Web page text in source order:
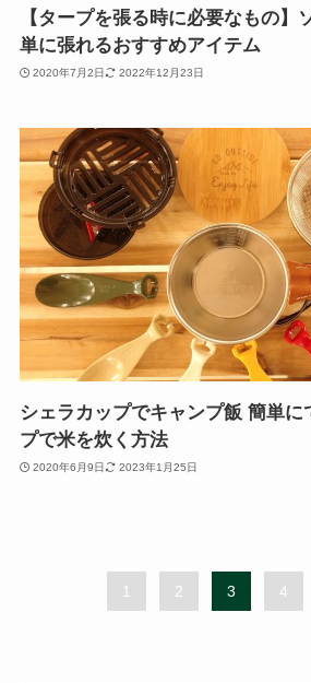
【タープを張る時に必要なもの】
単に張れるおすすめアイテム
2020年7月2日 2022年12月23日
シェラカップでキャンプ飯 簡単に
プで米を炊く方法
2020年6月9日 2023年1月25日
1 2 3 4